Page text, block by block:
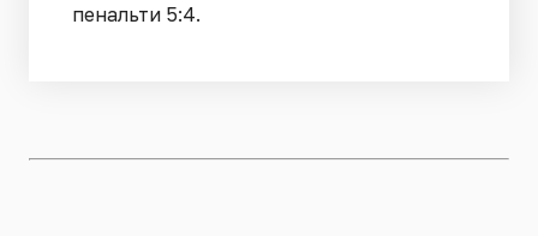
пенальти 5:4.